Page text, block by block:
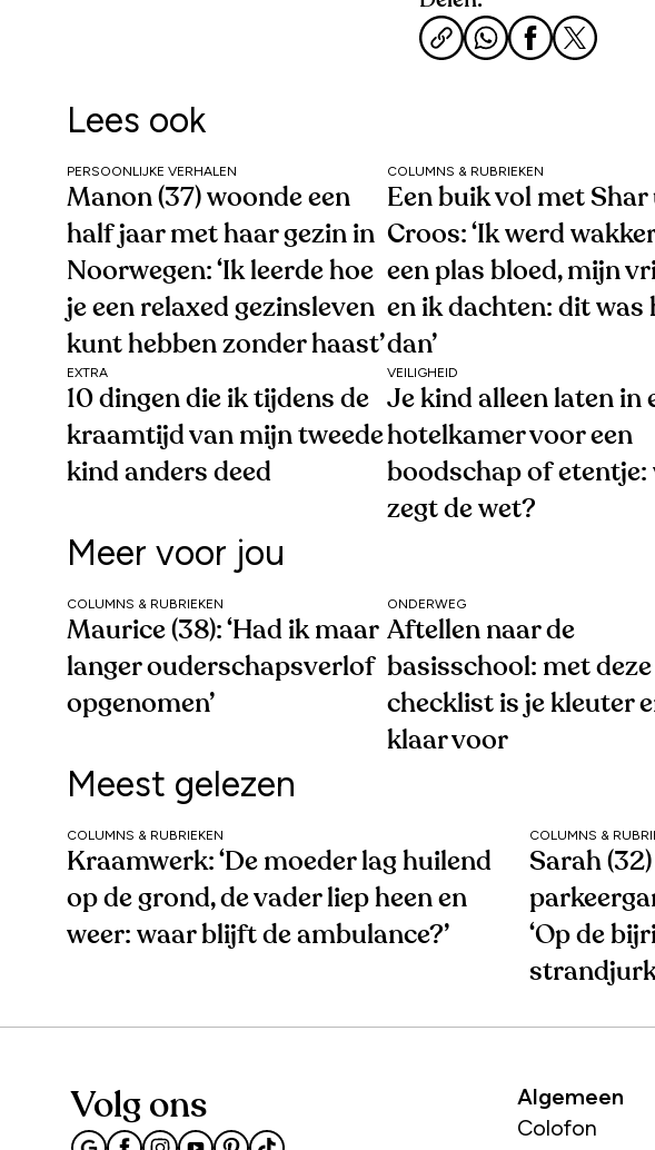
Lees ook
PERSOONLIJKE VERHALEN
Manon (37) woonde een
half jaar met haar gezin in
Noorwegen: ‘Ik leerde hoe
je een relaxed gezinsleven
kunt hebben zonder haast’
COLUMNS & RUBRIEKEN
Een buik vol met
Croos: ‘Ik werd
een plas bloed, mijn
en ik dachten: dit was
dan’
EXTRA
10 dingen die ik tijdens de
kraamtijd van mijn tweede
kind anders deed
VEILIGHEID
Je kind alleen laten in
hotelkamer voor een
boodschap of etentje:
zegt de wet?
Meer voor jou
COLUMNS & RUBRIEKEN
Maurice (38): ‘Had ik maar
langer ouderschapsverlof
opgenomen’
ONDERWEG
Aftellen naar de
basisschool: met deze
checklist is je kleuter
klaar voor
Meest gelezen
COLUMNS & RUBRIEKEN
Kraamwerk: ‘De moeder lag huilend
op de grond, de vader liep heen en
weer: waar blijft de ambulance?’
COLUMNS &
Sarah
‘Op de
Volg ons
Algemeen
Colofon